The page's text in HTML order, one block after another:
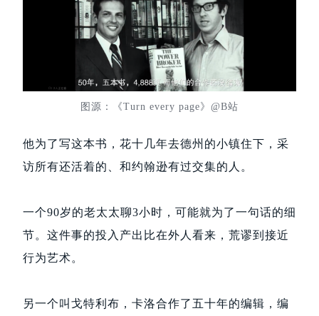
图源：《Turn every page》@B站
他为了写这本书，花十几年去德州的小镇住下，采
访所有还活着的、和约翰逊有过交集的人。
一个90岁的老太太聊3小时，可能就为了一句话的细
节。这件事的投入产出比在外人看来，荒谬到接近
行为艺术。
另一个叫戈特利布，卡洛合作了五十年的编辑，编